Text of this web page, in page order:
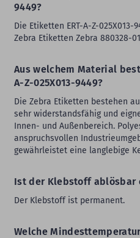
9449?
Die Etiketten ERT-A-Z-
Zebra Etiketten Zebra 880328-
Aus welchem Material
A-Z-025X013-9449?
Die Zebra Etiketten bestehen
sehr widerstandsfähig und
Innen- und Außenbereich.
anspruchsvollen
gewährleistet eine langlebige
Ist der Klebstoff ablösbar
Der Klebstoff ist permanent.
Welche